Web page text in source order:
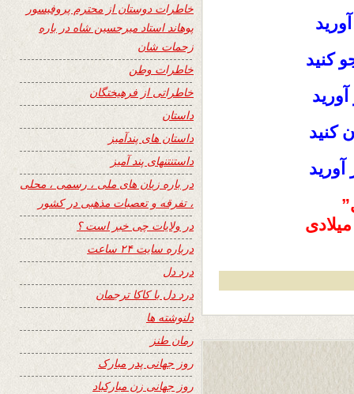
کنید
آورید
کنید
آورید
خاطرات دوستان از محترم پروفیسور
پوهاند استاد میرحسین شاه در باره
زحمات شان
خاطرات وطن
خاطراتی از فرهیختگان
داستان
داستان های پندآمیز
داستنتنهای پند آمیز
در باره زبان های ملی ، رسمی ، محلی
، تفرقه و تعصبات مذهبی در کشور
در ولایات چی خبر است ؟
درباره سایت ۲۴ ساعت
درد دل
درد دل با کاکا ترجمان
دلنوشته ها
رمان طنز
روز جهانی پدر مبارک
روز جهانی زن مبارکباد